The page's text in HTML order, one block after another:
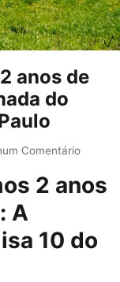
anos de
do
Comentário
2 anos
A
10 do